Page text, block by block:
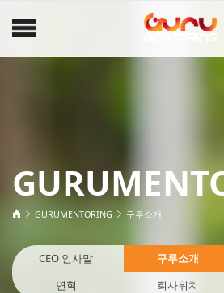
GURUMENTORING 구루소개
CEO 인사말 구루소개
연혁
회사위치